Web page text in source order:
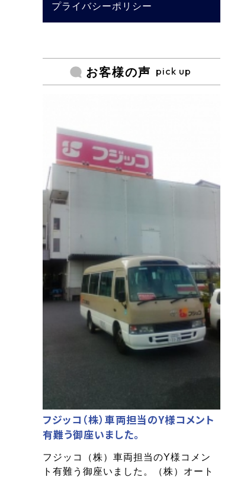
プライバシーポリシー
お客様の声 pick up
フジッコ（株）車両担当のY様コメント
有難う御座いました。
フジッコ（株）車両担当のY様コメン
ト有難う御座いました。（株）オート